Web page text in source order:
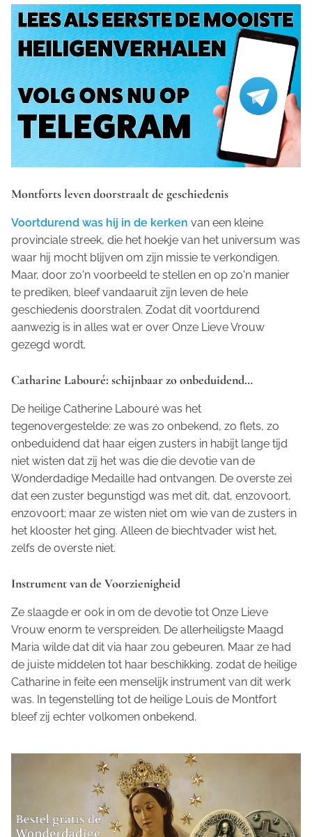
Montforts leven doorstraalt de geschiedenis
Voortdurend was hij in de kerken van een kleine
provinciale streek, die het hoekje van het universum was
waar hij mocht blijven om zijn missie te verkondigen.
Maar, door zo'n voorbeeld te stellen en op zo'n manier
te prediken, bleef vandaaruit zijn leven de hele
geschiedenis doorstralen. Zodat dit voortdurend
aanwezig is in alles wat er over Onze Lieve Vrouw
gezegd wordt.
Catharine Labouré: schijnbaar zo onbeduidend…
De heilige Catherine Labouré was het
tegenovergestelde: ze was zo onbekend, zo flets, zo
onbeduidend dat haar eigen zusters in habijt lange tijd
niet wisten dat zij het was die die devotie van de
Wonderdadige Medaille had ontvangen. De overste zei
dat een zuster begunstigd was met dit, dat, enzovoort,
enzovoort; maar ze wisten niet om wie van de zusters in
het klooster het ging. Alleen de biechtvader wist het,
zelfs de overste niet.
Instrument van de Voorzienigheid
Ze slaagde er ook in om de devotie tot Onze Lieve
Vrouw enorm te verspreiden. De allerheiligste Maagd
Maria wilde dat dit via haar zou gebeuren. Maar ze had
de juiste middelen tot haar beschikking, zodat de heilige
Catharine in feite een menselijk instrument van dit werk
was. In tegenstelling tot de heilige Louis de Montfort
bleef zij echter volkomen onbekend.